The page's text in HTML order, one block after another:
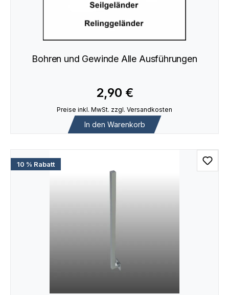
Bohren und Gewinde Alle Ausführungen
2,90 €
Preise inkl. MwSt. zzgl. Versandkosten
In den Warenkorb
10 % Rabatt